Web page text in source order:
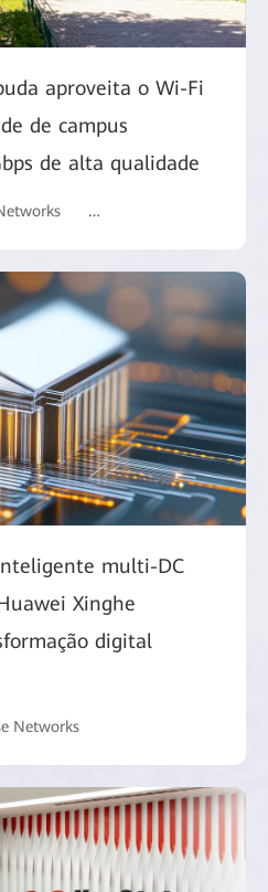
aproveita o Wi-Fi
de campus
de alta qualidade
# Commercial Market
multi-DC
Xinghe
digital
Networks